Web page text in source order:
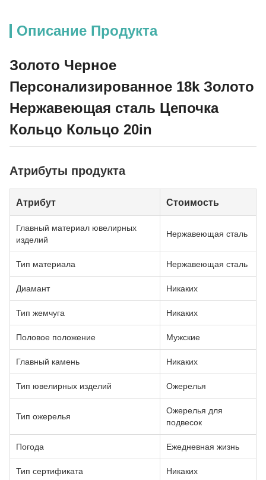
Описание Продукта
Золото Черное
Персонализированное 18k Золото
Нержавеющая сталь Цепочка
Кольцо Кольцо 20in
Атрибуты продукта
Атрибут Стоимость
Главный материал ювелирных
изделий
Нержавеющая сталь
Тип материала Нержавеющая сталь
Диамант Никаких
Тип жемчуга Никаких
Половое положение Мужские
Главный камень Никаких
Тип ювелирных изделий Ожерелья
Тип ожерелья
Ожерелья для
подвесок
Погода Ежедневная жизнь
Тип сертификата Никаких